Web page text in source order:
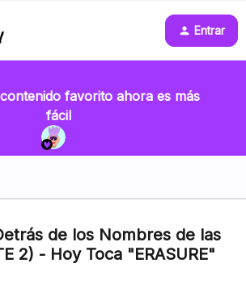
Entrar
favorito ahora es más
fácil
de los Nombres de las
2) - Hoy Toca "ERASURE"